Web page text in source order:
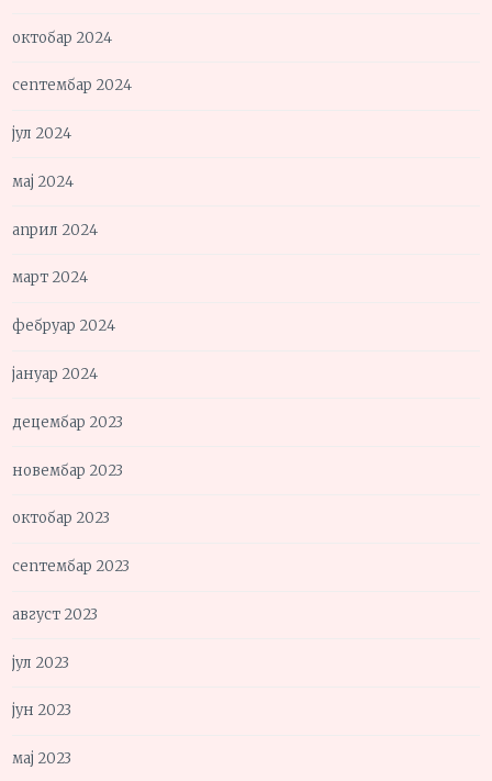
октобар 2024
септембар 2024
јул 2024
мај 2024
април 2024
март 2024
фебруар 2024
јануар 2024
децембар 2023
новембар 2023
октобар 2023
септембар 2023
август 2023
јул 2023
јун 2023
мај 2023